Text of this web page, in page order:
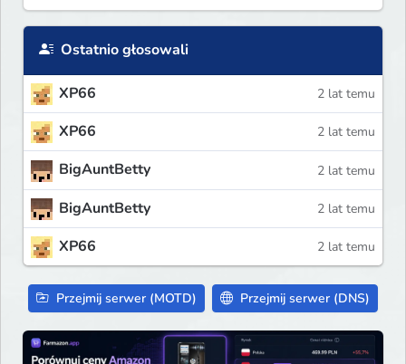
Ostatnio głosowali
XP66 2 lat temu
XP66 2 lat temu
BigAuntBetty 2 lat temu
BigAuntBetty 2 lat temu
XP66 2 lat temu
Przejmij serwer (MOTD) Przejmij serwer (DNS)